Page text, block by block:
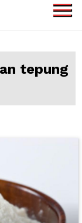
tepung